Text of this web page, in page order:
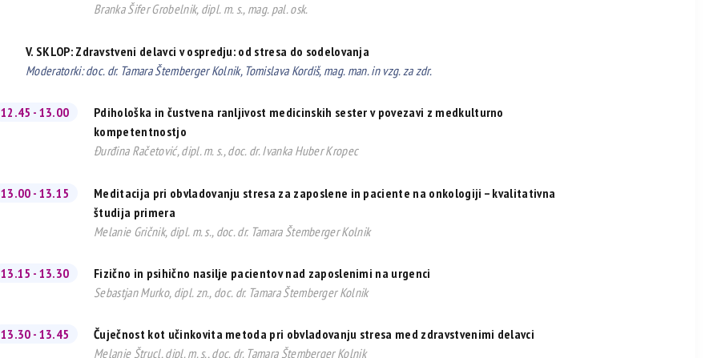
Branka Šifer Grobelnik, dipl. m. s., mag. pal. osk.
V. SKLOP: Zdravstveni delavci v ospredju: od stresa do sodelovanja
Moderatorki: doc. dr. Tamara Štemberger Kolnik, Tomislava Kordiš, mag. man. in vzg. za zdr.
12.45 - 13.00
Pdihološka in čustvena ranljivost medicinskih sester v povezavi z medkulturno
kompetentnostjo
Đurđina Račetović, dipl. m. s., doc. dr. Ivanka Huber Kropec
13.00 - 13.15
Meditacija pri obvladovanju stresa za zaposlene in paciente na onkologiji – kvalitativna
študija primera
Melanie Gričnik, dipl. m. s., doc. dr. Tamara Štemberger Kolnik
13.15 - 13.30
Fizično in psihično nasilje pacientov nad zaposlenimi na urgenci
Sebastjan Murko, dipl. zn., doc. dr. Tamara Štemberger Kolnik
13.30 - 13.45
Čuječnost kot učinkovita metoda pri obvladovanju stresa med zdravstvenimi delavci
Melanie Štrucl, dipl. m. s., doc. dr. Tamara Štemberger Kolnik